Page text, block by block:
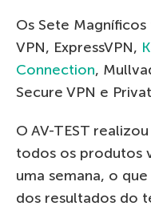
Os Sete
VPN, ExpressVPN,
Connection,
Secure VPN e
O AV-TEST
todos os produtos
uma semana, o
dos resultados do